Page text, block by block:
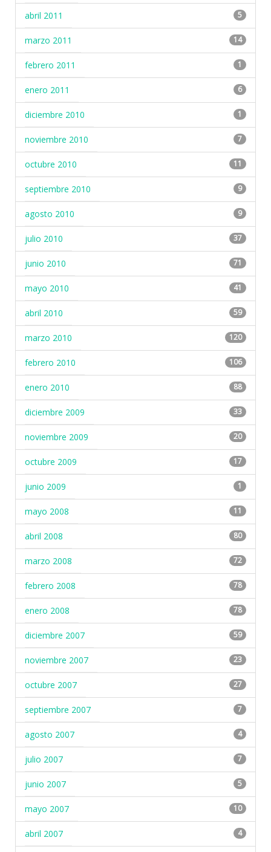
abril 2011 5
marzo 2011 14
febrero 2011 1
enero 2011 6
diciembre 2010 1
noviembre 2010 7
octubre 2010 11
septiembre 2010 9
agosto 2010 9
julio 2010 37
junio 2010 71
mayo 2010 41
abril 2010 59
marzo 2010 120
febrero 2010 106
enero 2010 88
diciembre 2009 33
noviembre 2009 20
octubre 2009 17
junio 2009 1
mayo 2008 11
abril 2008 80
marzo 2008 72
febrero 2008 78
enero 2008 78
diciembre 2007 59
noviembre 2007 23
octubre 2007 27
septiembre 2007 7
agosto 2007 4
julio 2007 7
junio 2007 5
mayo 2007 10
abril 2007 4